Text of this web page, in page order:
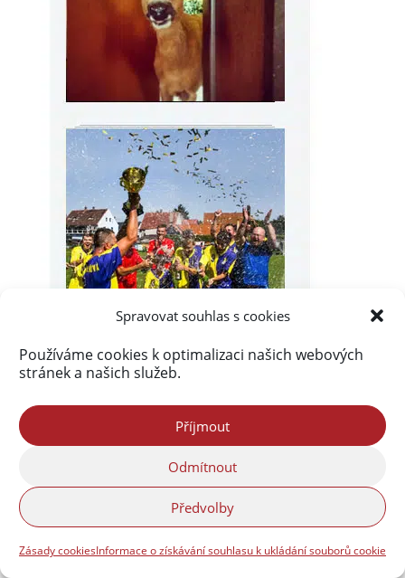
Spravovat souhlas s cookies
Používáme cookies k optimalizaci našich webových
stránek a našich služeb.
Příjmout
Odmítnout
Předvolby
Zásady cookiesInformace o získávání souhlasu k ukládání souborů cookie